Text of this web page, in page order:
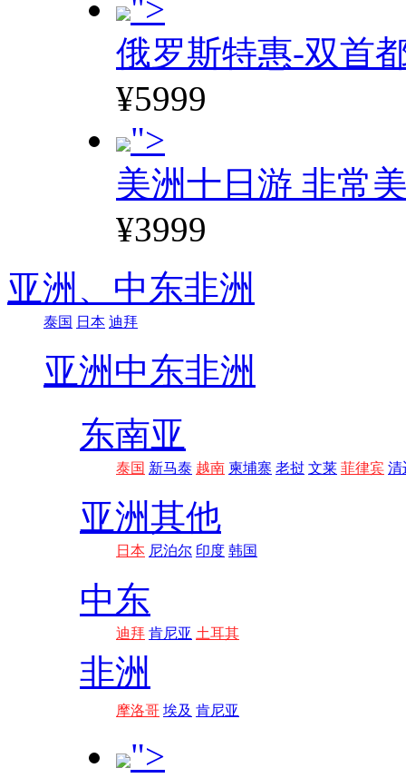
">
俄罗斯特惠-双首
¥5999
">
美洲十日游 非常
¥3999
亚洲、 中东非洲
泰国 日本 迪拜
亚洲 中东非洲
东南亚
泰国 新马泰 越南 柬埔寨 老挝 文莱 菲律宾 清
亚洲其他
日本 尼泊尔 印度 韩国
中东
迪拜 肯尼亚 土耳其
非洲
摩洛哥 埃及 肯尼亚
">